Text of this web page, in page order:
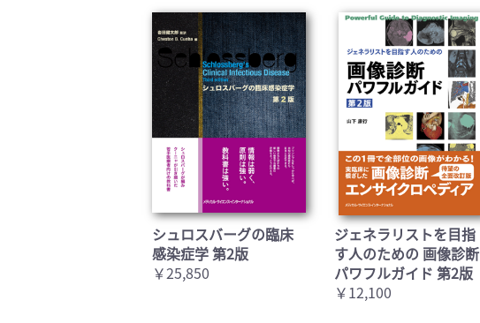
シュロスバーグの臨床
感染症学 第2版
￥25,850
ジェネラリストを目指
す人のための 画像診断
パワフルガイド 第2版
￥12,100